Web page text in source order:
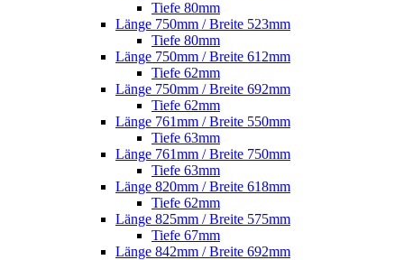
Tiefe 80mm
Länge 750mm / Breite 523mm
Tiefe 80mm
Länge 750mm / Breite 612mm
Tiefe 62mm
Länge 750mm / Breite 692mm
Tiefe 62mm
Länge 761mm / Breite 550mm
Tiefe 63mm
Länge 761mm / Breite 750mm
Tiefe 63mm
Länge 820mm / Breite 618mm
Tiefe 62mm
Länge 825mm / Breite 575mm
Tiefe 67mm
Länge 842mm / Breite 692mm